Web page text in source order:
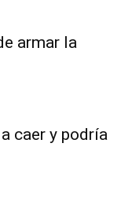
armar la
caer y podría